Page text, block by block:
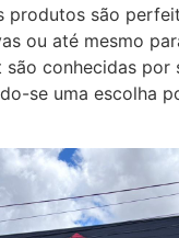
produtos são
ou até mesmo
conhecidas por
se uma escolha